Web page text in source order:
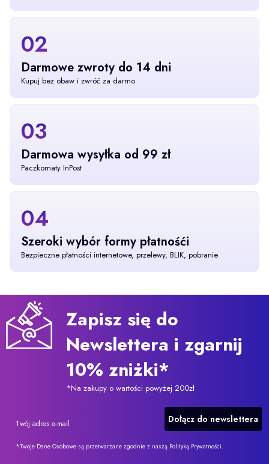
02
Darmowe zwroty do 14 dni
Kupuj bez obaw i zwróć za darmo
03
Darmowa wysyłka od 99 zł
Paczkomaty InPost
04
Szeroki wybór formy płatnośći
Bezpieczne płatności internetowe, przelewy, BLIK, pobranie
Zapisz się do
Newslettera i zgarnij
10% zniżki*
*Na zakupy o wartości powyżej 200zł
Twój adres e-mail Dołącz do newslettera
*Twoje Dane Osobowe są przetwarzane zgodnie z naszą Polityką Prywatności.